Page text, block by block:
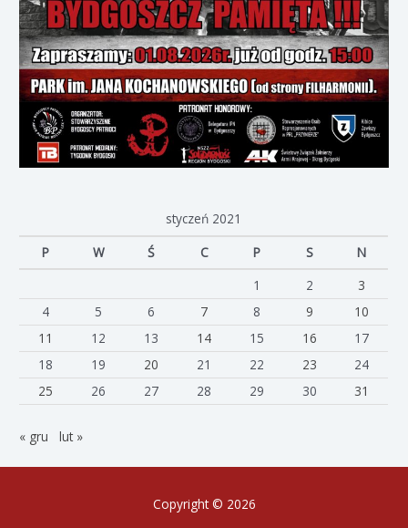
styczeń 2021
P
W Ś C P S
N
1
2
3
4
5 6 7 8 9
10
11
12 13 14 15 16
17
18
19 20 21 22 23
24
25
26 27 28 29 30 31
« gru lut »
Copyright © 2026